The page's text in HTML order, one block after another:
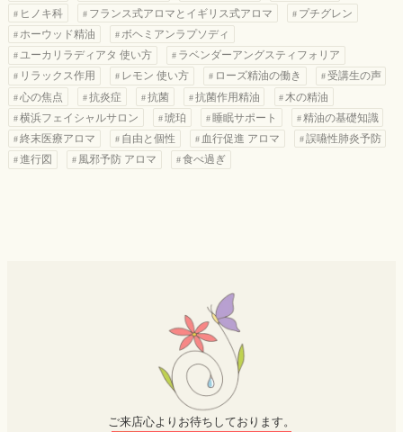
ヒノキ科
フランス式アロマとイギリス式アロマ
プチグレン
ホーウッド精油
ボヘミアンラプソディ
ユーカリラディアタ 使い方
ラベンダーアングスティフォリア
リラックス作用
レモン 使い方 ローズ精油の働き
受講生の声
心の焦点
抗炎症 抗菌 抗菌作用精油
木の精油
横浜フェイシャルサロン
琥珀 睡眠サポート
精油の基礎知識
終末医療アロマ
自由と個性 血行促進 アロマ
誤嚥性肺炎予防
進行図
風邪予防 アロマ 食べ過ぎ
ご来店心よりお待ちしております。